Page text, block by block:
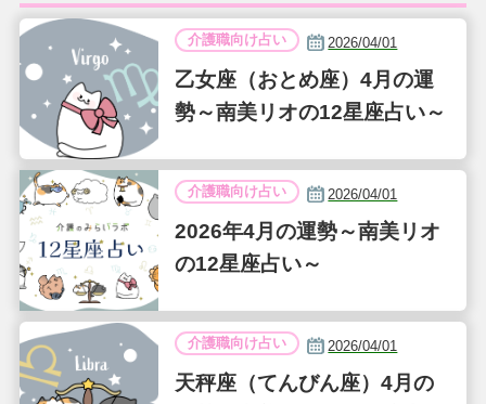
介護職向け占い 2026/04/01
乙女座（おとめ座）4月の運
勢～南美リオの12星座占い～
介護職向け占い 2026/04/01
2026年4月の運勢～南美リオ
の12星座占い～
介護職向け占い 2026/04/01
天秤座（てんびん座）4月の